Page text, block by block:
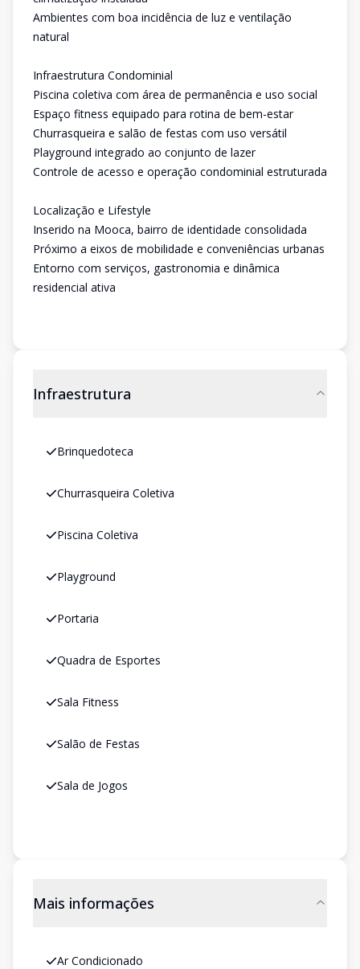
Ambientes com boa incidência de luz e ventilação
natural
Infraestrutura Condominial
Piscina coletiva com área de permanência e uso social
Espaço fitness equipado para rotina de bem-estar
Churrasqueira e salão de festas com uso versátil
Playground integrado ao conjunto de lazer
Controle de acesso e operação condominial estruturada
Localização e Lifestyle
Inserido na Mooca, bairro de identidade consolidada
Próximo a eixos de mobilidade e conveniências urbanas
Entorno com serviços, gastronomia e dinâmica
residencial ativa
Infraestrutura
Brinquedoteca
Churrasqueira Coletiva
Piscina Coletiva
Playground
Portaria
Quadra de Esportes
Sala Fitness
Salão de Festas
Sala de Jogos
Mais informações
Ar Condicionado